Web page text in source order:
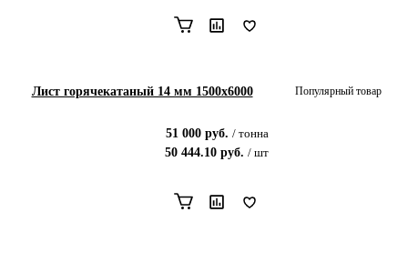
Лист горячекатаный 14 мм 1500x6000 Популярный товар
51 000руб. / тонна
50 444.10 руб. / шт